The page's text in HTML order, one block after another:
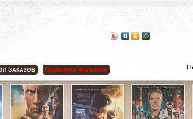
ЗАКАЗОВ ПОДБОРКИ ФИЛЬМОВ